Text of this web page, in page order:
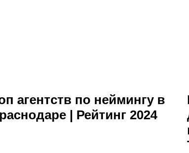
агентств по неймингу в
| Рейтинг 2024